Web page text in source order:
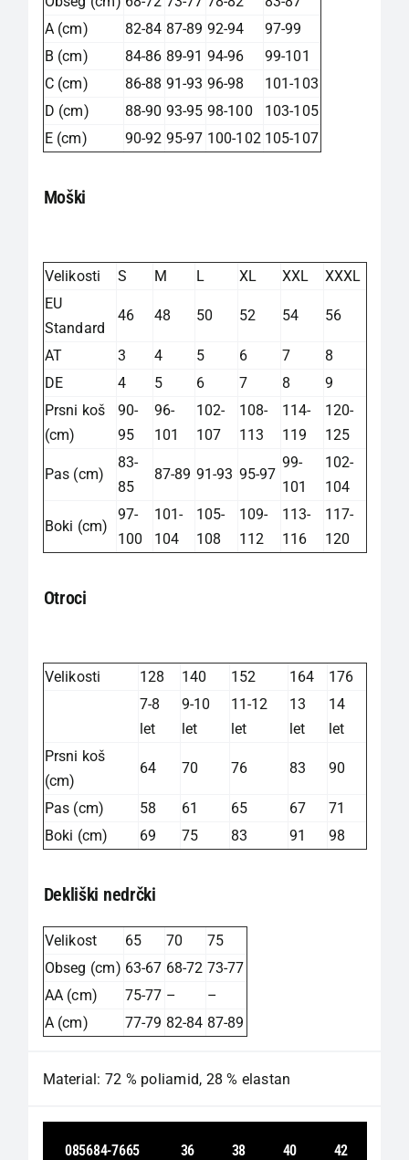
A (cm)
82-84 87-89 92-94
97-99
B (cm)
84-86 89-91 94-96
99-101
C (cm)
86-88 91-93 96-98
101-103
D (cm)
88-90 93-95 98-100
103-105
E (cm)
90-92 95-97 100-102 105-107
Moški
Velikosti S M L XL XXL
XXXL
EU
Standard
46 48 50 52 54 56
AT 3 4 5 6 7
8
DE
4 5 6 7 8
9
Prsni koš
(cm)
90-
95
96-
101
102-
107
108-
113
114-
119
120-
125
Pas (cm)
83-
85
87-89 91-93 95-97
99-
101
102-
104
Boki (cm)
97-
100
101-
104
105-
108
109-
112
113-
116
117-
120
Otroci
Velikosti 128 140 152 164
176
7-8
let
9-10
let
11-12
let
13
let
14
let
Prsni koš
(cm)
64 70 76 83 90
Pas (cm) 58 61 65 67
71
Boki (cm)
69 75 83 91 98
Dekliški nedrčki
Velikost 65 70
75
Obseg (cm) 63-67 68-72 73-77
AA (cm)
75-77 –
–
A (cm)
77-79 82-84 87-89
Material: 72 % poliamid, 28 % elastan
085684-7665 36 38 40 42